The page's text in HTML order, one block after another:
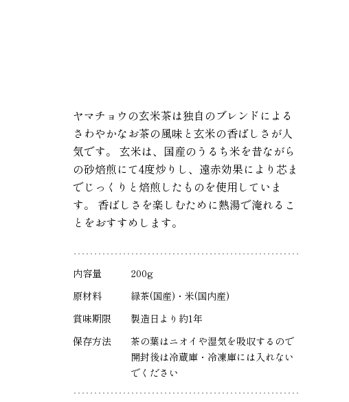
ヤマチョウの玄米茶は独自のブレンドによる
さわやかなお茶の風味と玄米の香ばしさが人
気です。 玄米は、国産のうるち米を昔ながら
の砂焙煎にて4度炒りし、遠赤効果により芯ま
でじっくりと焙煎したものを使用していま
す。 香ばしさを楽しむために熱湯で淹れるこ
とをおすすめします。
内容量
200g
原材料
緑茶(国産)・米(国内産)
賞味期限
製造日より約1年
保存方法
茶の葉はニオイや湿気を吸収するので
開封後は冷蔵庫・冷凍庫には入れない
でください